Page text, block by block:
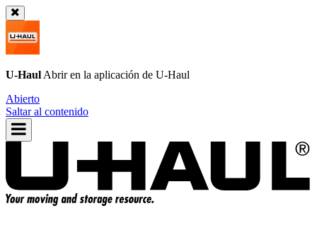
U-Haul Abrir en la aplicación de U-Haul
Abierto
Saltar al contenido